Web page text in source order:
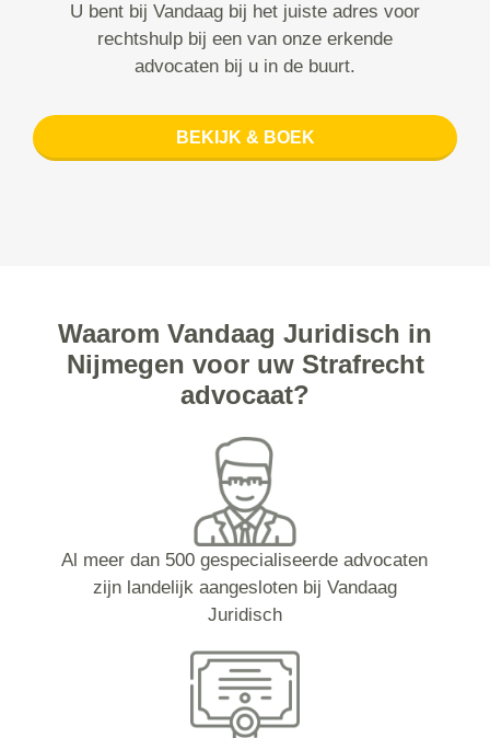
U bent bij Vandaag bij het juiste adres voor
rechtshulp bij een van onze erkende
advocaten bij u in de buurt.
BEKIJK & BOEK
Waarom Vandaag Juridisch in
Nijmegen voor uw Strafrecht
advocaat?
Al meer dan 500 gespecialiseerde advocaten
zijn landelijk aangesloten bij Vandaag
Juridisch